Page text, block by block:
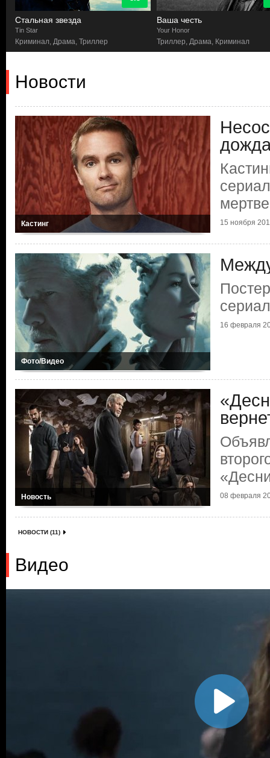
Стальная звезда
Tin Star
Криминал, Драма, Триллер
Ваша честь
Your Honor
Триллер, Драма, Криминал
Новости
Кастинг 15 ноября
Фото/Видео
16 февраля
Новость 08 февраля
НОВОСТИ (11)
Видео